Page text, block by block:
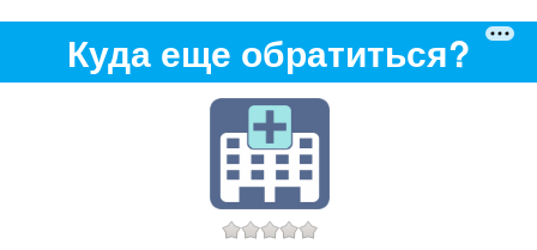
Куда еще обратиться?